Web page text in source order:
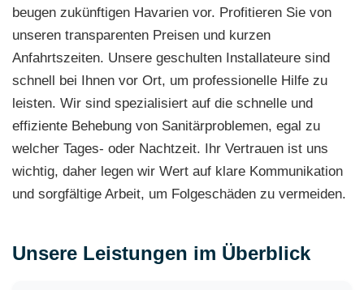
beugen zukünftigen Havarien vor. Profitieren Sie von
unseren transparenten Preisen und kurzen
Anfahrtszeiten. Unsere geschulten Installateure sind
schnell bei Ihnen vor Ort, um professionelle Hilfe zu
leisten. Wir sind spezialisiert auf die schnelle und
effiziente Behebung von Sanitärproblemen, egal zu
welcher Tages- oder Nachtzeit. Ihr Vertrauen ist uns
wichtig, daher legen wir Wert auf klare Kommunikation
und sorgfältige Arbeit, um Folgeschäden zu vermeiden.
Unsere Leistungen im Überblick